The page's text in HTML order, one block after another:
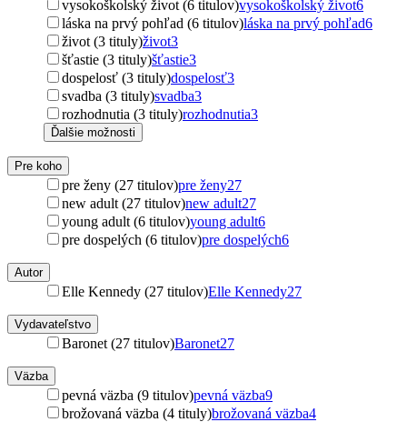
vysokoškolský život (6 titulov)vysokoškolský život6
láska na prvý pohľad (6 titulov)láska na prvý pohľad6
život (3 tituly)život3
šťastie (3 tituly)šťastie3
dospelosť (3 tituly)dospelosť3
svadba (3 tituly)svadba3
rozhodnutia (3 tituly)rozhodnutia3
Ďalšie možnosti
Pre koho
pre ženy (27 titulov)pre ženy27
new adult (27 titulov)new adult27
young adult (6 titulov)young adult6
pre dospelých (6 titulov)pre dospelých6
Autor
Elle Kennedy (27 titulov)Elle Kennedy27
Vydavateľstvo
Baronet (27 titulov)Baronet27
Väzba
pevná väzba (9 titulov)pevná väzba9
brožovaná väzba (4 tituly)brožovaná väzba4